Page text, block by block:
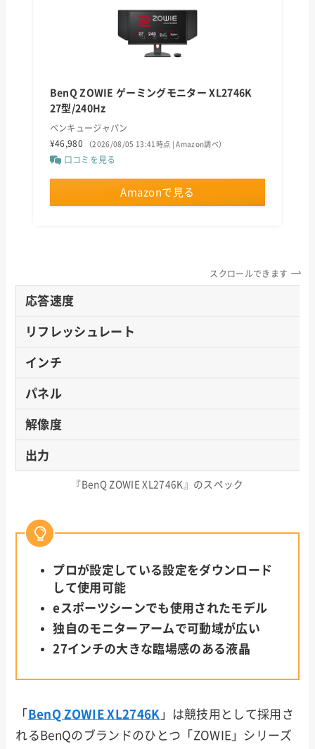
BenQ ZOWIE ゲーミングモニター XL2746K
27型/240Hz
ベンキュージャパン
¥46,980
（2026/08/05 13:41時点 | Amazon調べ）
口コミを見る
Amazonで見る
スクロールできます
応答速度
リフレッシュレート
インチ
パネル
解像度
出力
『BenQ ZOWIE XL2746K』のスペック
プロが設定している設定をダウンロード
して使用可能
eスポーツシーンでも使用されたモデル
独自のモニターアームで可動域が広い
27インチの大きな臨場感のある液晶
「 BenQ ZOWIE XL2746K 」は競技用として採用さ
れるBenQのブランドのひとつ「ZOWIE」シリーズ